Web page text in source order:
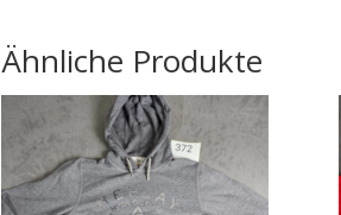
Ähnliche Produkte